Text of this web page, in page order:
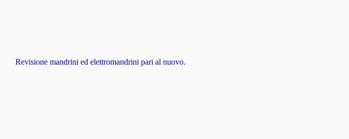
Revisione mandrini ed elettromandrini pari al nuovo.